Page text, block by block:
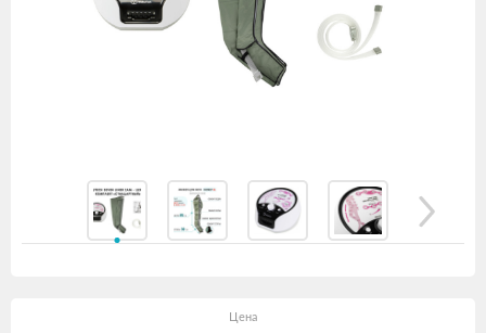
Цена